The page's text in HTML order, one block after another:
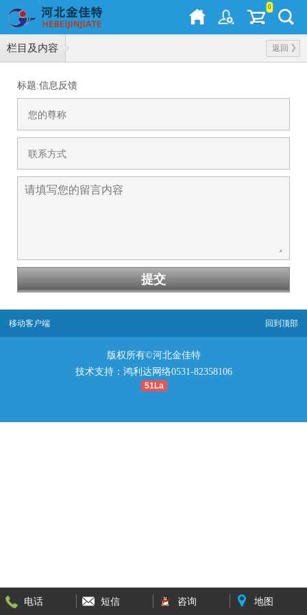
0
栏目及内容 返回
标题:信息反馈
移动客户端 回到顶部
版权所有©河北金佳特
技术支持：鸿利达网络0531-82358106
51La
电话 短信 咨询 地图